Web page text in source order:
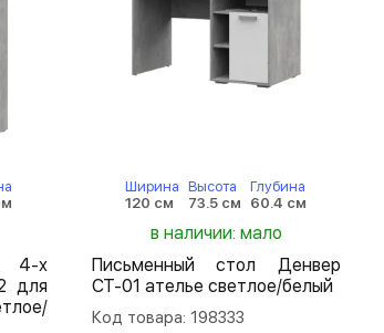
4-х
для
Ширина
120 см
Высота
73.5 см
Глубина
60.4 см
в наличии: мало
Письменный стол Денвер
СТ-01 ателье светлое/белый
Код товара: 198333